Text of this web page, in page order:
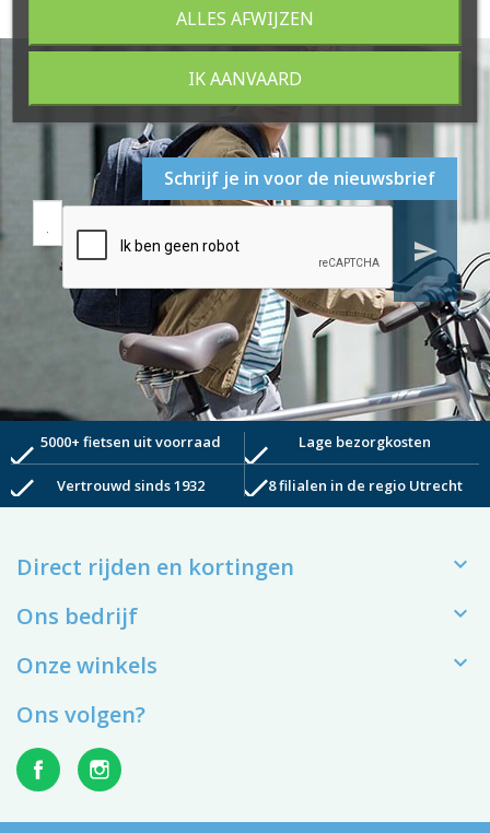
Schrijf je in voor de nieuwsbrief
send
check5000+ fietsen uit voorraad check Lage bezorgkosten
check Vertrouwd sinds 1932 check8 filialen in de regio Utrecht
Direct rijden en kortingen 
Ons bedrijf 
Onze winkels 
ALLES AFWIJZEN
IK AANVAARD
Ons volgen?